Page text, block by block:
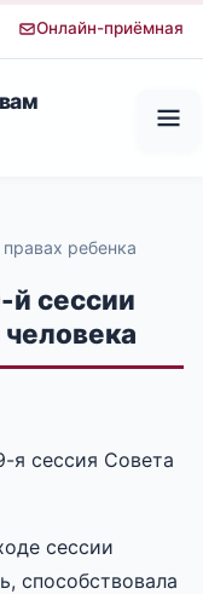
Онлайн-приёмная
ребенка
й сессии
я сессия Совета
сессии
способствовала